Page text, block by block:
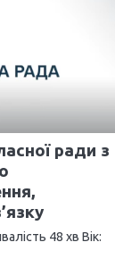
ради з
48 хв Вік: